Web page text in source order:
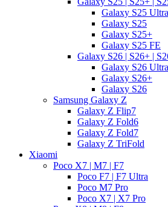
Galaxy S25 Ultra
Galaxy S25
Galaxy S25+
Galaxy S25 FE
Galaxy S26 | S26+ |
Galaxy S26 Ultra
Galaxy S26+
Galaxy S26
Samsung Galaxy Z
Galaxy Z Flip7
Galaxy Z Fold6
Galaxy Z Fold7
Galaxy Z TriFold
Xiaomi
Poco X7 | M7 | F7
Poco F7 | F7 Ultra
Poco M7 Pro
Poco X7 | X7 Pro